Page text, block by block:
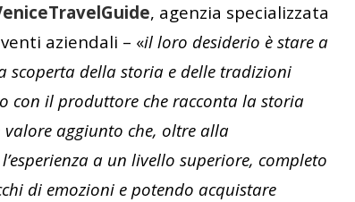
, agenzia specializzata
aziendali – «il loro desiderio è stare a
della storia e delle tradizioni
con il produttore che racconta la storia
aggiunto che, oltre alla
a un livello superiore, completo
di emozioni e potendo acquistare